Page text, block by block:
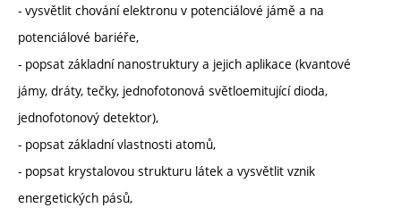
- vysvětlit chování elektronu v potenciálové jámě a na
potenciálové bariéře,
- popsat základní nanostruktury a jejich aplikace (kvantové
jámy, dráty, tečky, jednofotonová světloemitující dioda,
jednofotonový detektor),
- popsat základní vlastnosti atomů,
- popsat krystalovou strukturu látek a vysvětlit vznik
energetických pásů,